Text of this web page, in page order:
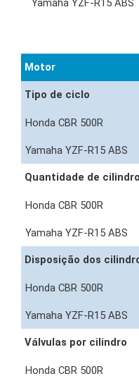
Motor
Tipo de ciclo
Quantidade de
Disposição dos
Válvulas por cilindro